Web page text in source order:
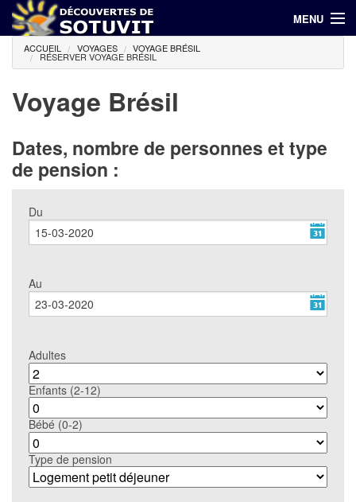
MENU
(00 216) 71 798 644 / 94 686 940
Accueil
Voyages
Promotions
ACCUEIL VOYAGES VOYAGE BRÉSIL
RÉSERVER VOYAGE BRÉSIL
Voyage Brésil
Dates, nombre de personnes et type
de pension :
Du
Au
Adultes
Enfants (2-12)
Bébé (0-2)
Type de pension